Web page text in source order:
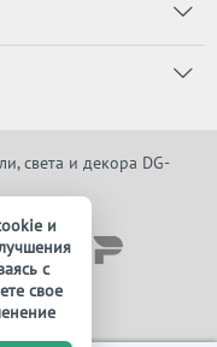
света и декора DG-
и
с
свое